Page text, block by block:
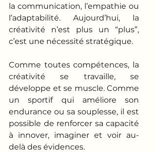
la communication, l’empathie ou
l’adaptabilité. Aujourd’hui, la
créativité n’est plus un “plus”,
c’est une nécessité stratégique.
Comme toutes compétences, la
créativité se travaille, se
développe et se muscle. Comme
un sportif qui améliore son
endurance ou sa souplesse, il est
possible de renforcer sa capacité
à innover, imaginer et voir au-
delà des évidences.